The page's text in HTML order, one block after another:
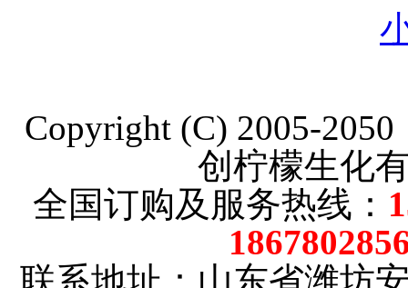
Copyright (C) 2005-
创柠檬生化
全国订购及服务热线：
联系地址：山东省潍坊